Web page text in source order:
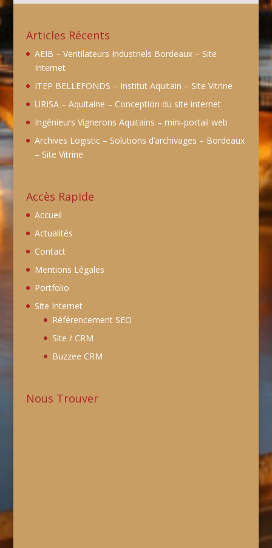
Articles Récents
AEIB – Ventilateurs Industriels Bordeaux – Site
Internet
ITEP BELLEFONDS – Institut Aquitain – Site Vitrine
URISA – Aquitaine – Conception du site internet
Ingénieurs Vignerons Aquitains – mini-portail web
Archives Logistic – Solutions d’archivages – Bordeaux
– Site Vitrine
Accès Rapide
Accueil
Actualités
Contact
Mentions Légales
Portfolio
Site Internet
Référencement SEO
Site / CRM
Buzzee CRM
Nous Trouver